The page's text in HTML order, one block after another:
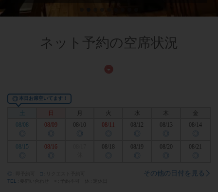
ネット予約の空席状況
◎本日お席空いてます！
土 日 火 水 木
金
08/08
◎
08/09
◎ ◎
08/11
◎
08/12
◎
08/13
◎
08/14
◎
08/15
◎
08/16
◎ ◎
08/19
◎
08/20
◎
08/21
◎
□
TEL
その他の日付を見る